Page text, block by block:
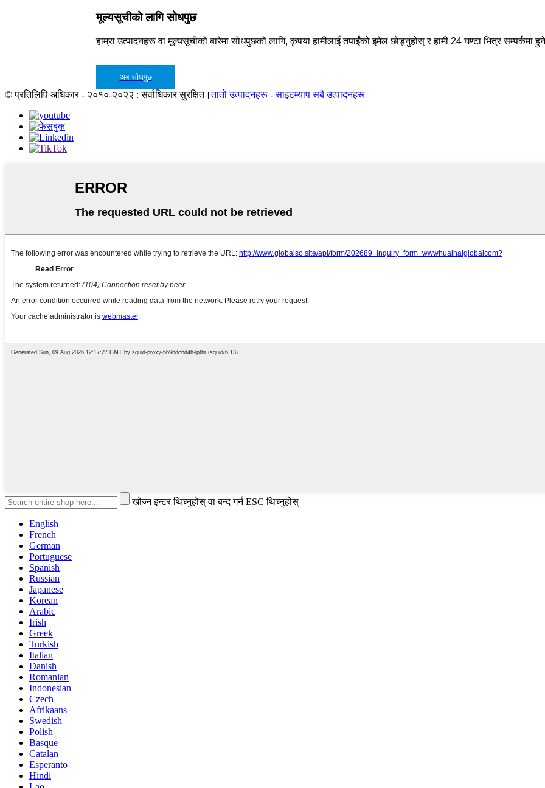
मूल्यसूचीको लागि सोधपुछ
हाम्रा उत्पादनहरू वा मूल्यसूचीको बारेमा सोधपुछको लागि, कृपया हामीलाई तपाईंको इमेल छोड्नुहोस् र हामी 24 घण्टा भित्र सम्पर्कमा
अब सोधपुछ
© प्रतिलिपि अधिकार - २०१०-२०२२ : सर्वाधिकार सुरक्षित।तातो उत्पादनहरू -साइटम्याप सबै उत्पादनहरू
खोज्न इन्टर थिच्नुहोस् वा बन्द गर्न ESC थिच्नुहोस्
English
French
German
Portuguese
Spanish
Russian
Japanese
Korean
Arabic
Irish
Greek
Turkish
Italian
Danish
Romanian
Indonesian
Czech
Afrikaans
Swedish
Polish
Basque
Catalan
Esperanto
Hindi